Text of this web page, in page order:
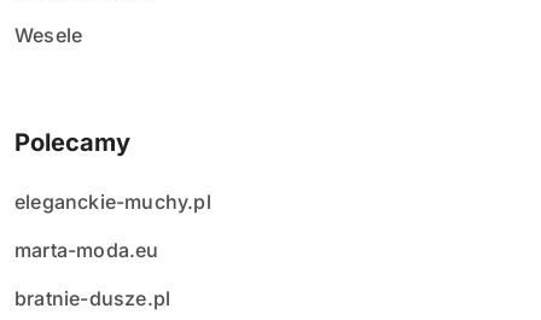
Wesele
Polecamy
eleganckie-muchy.pl
marta-moda.eu
bratnie-dusze.pl